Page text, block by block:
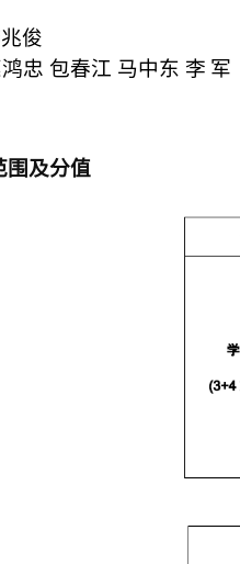
俊
忠 包春江 马中东 李 军
围及分值